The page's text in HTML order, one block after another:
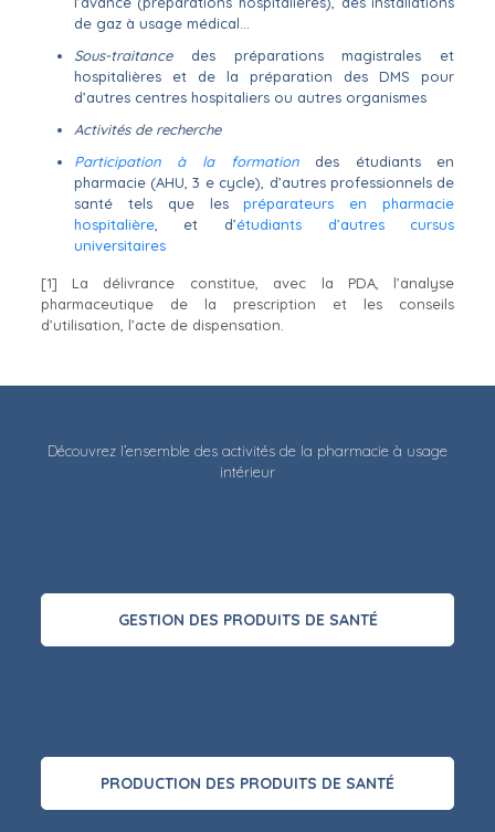
de gaz à usage médical…
Sous-traitancedes préparations magistrales et
hospitalières et de la préparation des DMS pour
d’autres centres hospitaliers ou autres organismes
Activités de recherche
Participation à la formation des étudiants en
pharmacie (AHU, 3 e cycle), d’autres professionnels de
santé tels que lespréparateurs en pharmacie
hospitalière, et d’étudiants d’autres cursus
universitaires
[1] La délivrance constitue, avec la PDA, l’analyse
pharmaceutique de la prescription et les conseils
d’utilisation, l’acte de dispensation.
Découvrez l’ensemble des activités de la pharmacie à usage
intérieur
GESTION DES PRODUITS DE SANTÉ
PRODUCTION DES PRODUITS DE SANTÉ